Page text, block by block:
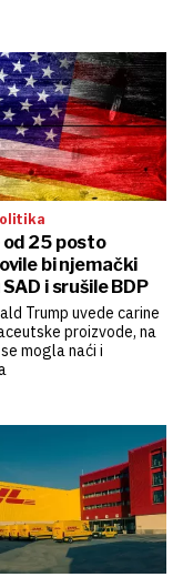
od 25 posto
bi njemački
SAD i srušile BDP
Trump uvede carine
proizvode, na
mogla naći i